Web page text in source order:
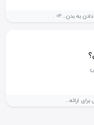
به بدن...🌱 .
ارائه...